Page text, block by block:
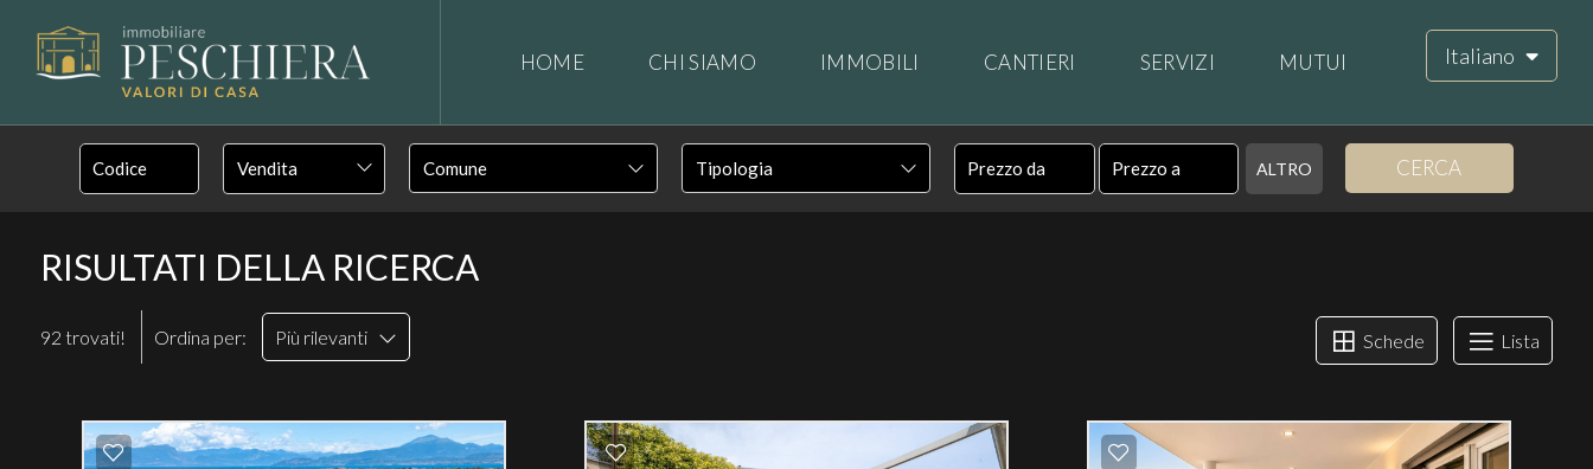
Italiano
HOME CHI SIAMO IMMOBILI CANTIERI SERVIZI MUTUI
CONTATTI
Vendita ALTRO CERCA
RISULTATI DELLA RICERCA
92 trovati! Ordina per: Più rilevanti Schede Lista